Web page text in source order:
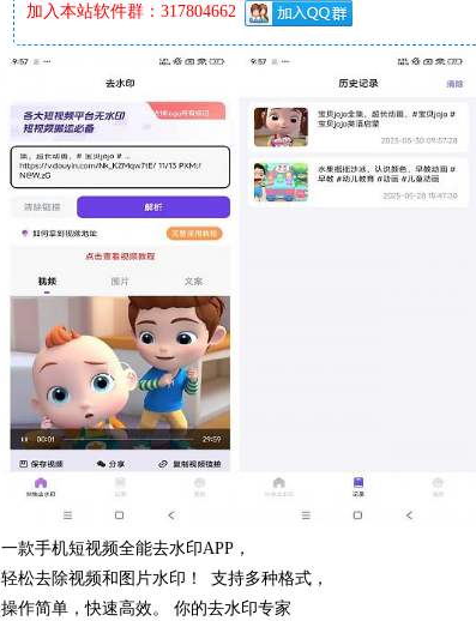
加入本站软件群：317804662
一款手机短视频全能去水印APP，
轻松去除视频和图片水印！ 支持多种格式，
操作简单，快速高效。 你的去水印专家